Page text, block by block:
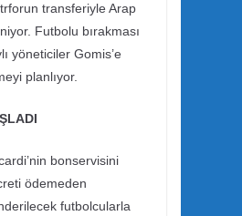
transferiyle Arap
Futbolu bırakması
yöneticiler Gomis’e
planlıyor.
bonservisini
ödemeden
futbolcularla